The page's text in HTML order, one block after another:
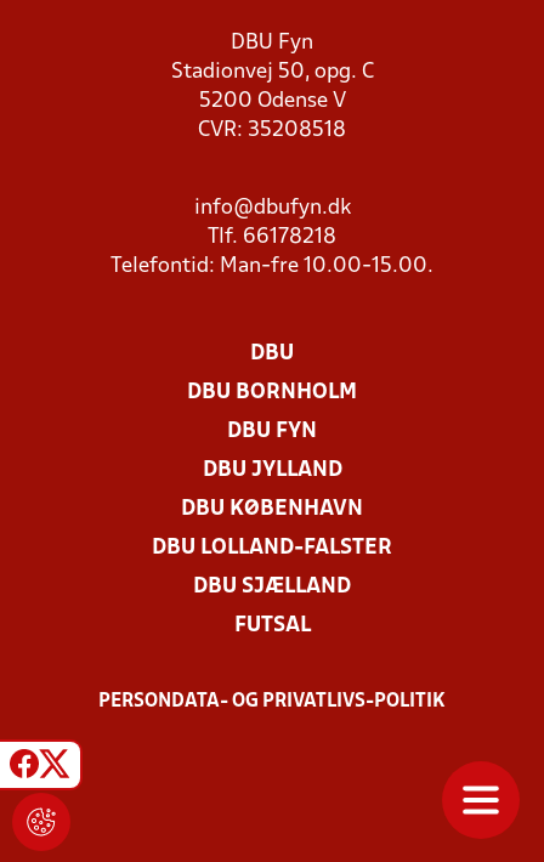
DBU Fyn
Stadionvej 50, opg. C
5200 Odense V
CVR: 35208518
info@dbufyn.dk
Tlf. 66178218
Telefontid: Man-fre 10.00-15.00.
DBU
DBU BORNHOLM
DBU FYN
DBU JYLLAND
DBU KØBENHAVN
DBU LOLLAND-FALSTER
DBU SJÆLLAND
FUTSAL
PERSONDATA- OG PRIVATLIVS-POLITIK